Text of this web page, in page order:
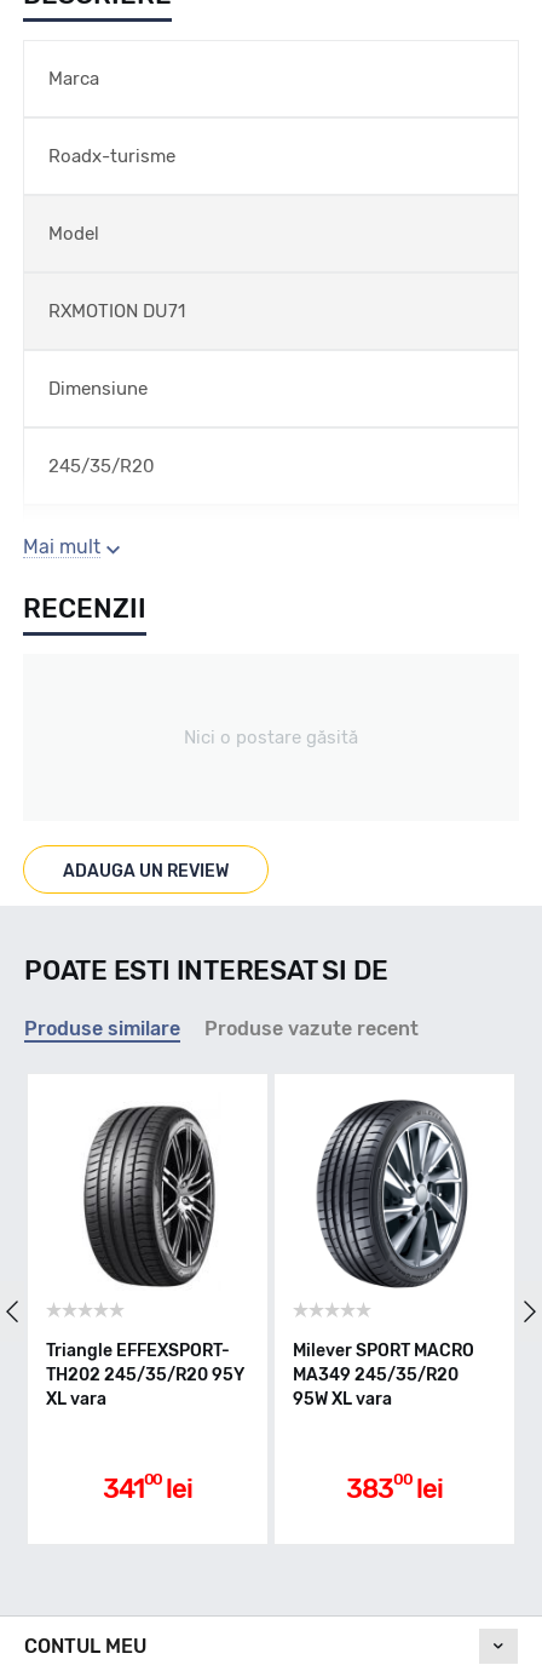
Marca
Roadx-turisme
Model
RXMOTION DU71
Dimensiune
245/35/R20
Sezon
Vara
Marcaje
Indice viteza
Indice greutate
C
Aderenta pe carosabil ud
Nivel de zgomot
Mai mult
RECENZII
Nici o postare găsită
ADAUGA UN REVIEW
POATE ESTI INTERESAT SI DE
Produse similare Produse vazute recent
35/R20 95Y
Milever SPORT MACRO
MA349 245/35/R20
Linglong
245/35/R20
CONTUL MEU